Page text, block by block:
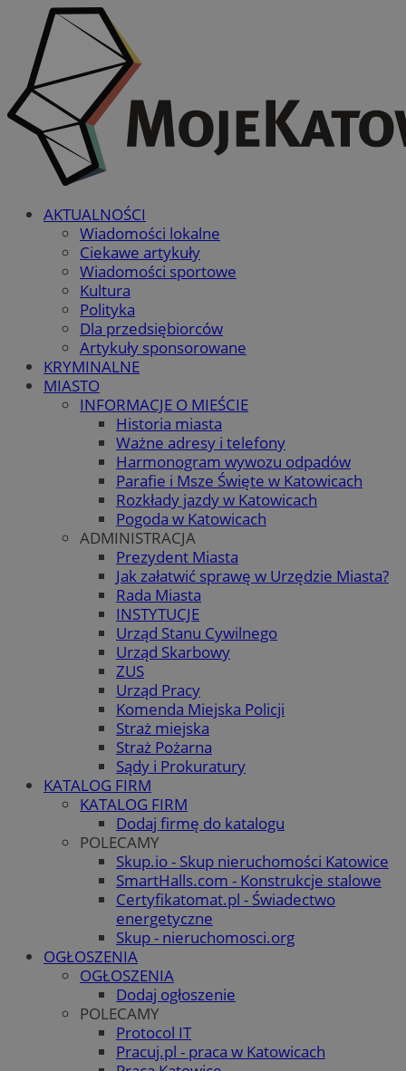
AKTUALNOŚCI
Wiadomości lokalne
Ciekawe artykuły
Wiadomości sportowe
Kultura
Polityka
Dla przedsiębiorców
Artykuły sponsorowane
KRYMINALNE
MIASTO
INFORMACJE O MIEŚCIE
Historia miasta
Ważne adresy i telefony
Harmonogram wywozu odpadów
Parafie i Msze Święte w Katowicach
Rozkłady jazdy w Katowicach
Pogoda w Katowicach
ADMINISTRACJA
Prezydent Miasta
Jak załatwić sprawę w Urzędzie Miasta?
Rada Miasta
INSTYTUCJE
Urząd Stanu Cywilnego
Urząd Skarbowy
ZUS
Urząd Pracy
Komenda Miejska Policji
Straż miejska
Straż Pożarna
Sądy i Prokuratury
KATALOG FIRM
KATALOG FIRM
Dodaj firmę do katalogu
POLECAMY
Skup.io - Skup nieruchomości Katowice
SmartHalls.com - Konstrukcje stalowe
Certyfikatomat.pl - Świadectwo
energetyczne
Skup - nieruchomosci.org
OGŁOSZENIA
OGŁOSZENIA
Dodaj ogłoszenie
POLECAMY
Protocol IT
Pracuj.pl - praca w Katowicach